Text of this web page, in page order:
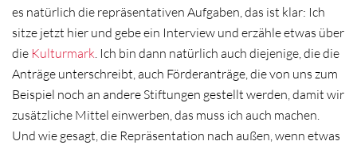
es natürlich die repräsentativen Aufgaben, das ist klar: Ich
sitze jetzt hier und gebe ein Interview und erzähle etwas über
die Kulturmark . Ich bin dann natürlich auch diejenige, die die
Anträge unterschreibt, auch Förderanträge, die von uns zum
Beispiel noch an andere Stiftungen gestellt werden, damit wir
zusätzliche Mittel einwerben, das muss ich auch machen.
Und wie gesagt, die Repräsentation nach außen, wenn etwas